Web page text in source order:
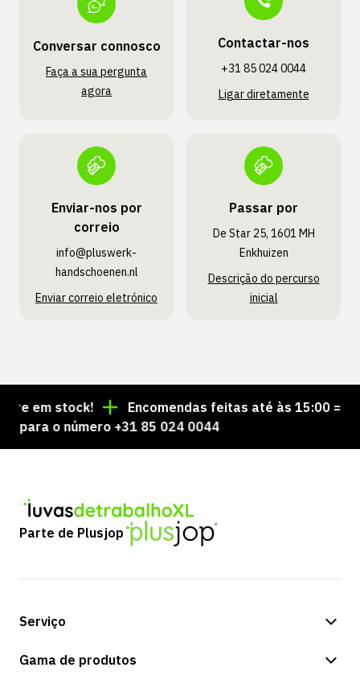
Conversar connosco
Faça a sua pergunta
agora
Contactar-nos
+31 85 024 0044
Ligar diretamente
Enviar-nos por
correio
info@pluswerk­
handschoenen.nl
Enviar correio eletrónico
Passar por
De Star 25, 1601 MH
Enkhuizen
Descrição do percurso
inicial
em stock!
Encomendas feitas até às 15:00 =
o número +31 85 024 0044
Parte de Plusjop
Serviço
Opções de pagamento
Gama de produtos